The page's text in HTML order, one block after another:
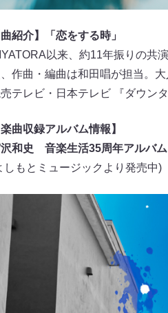
曲紹介】「恋をする時」
以来、約11年振りの共
作曲・編曲は和田唱が担当。
テレビ・日本テレビ 『ダウン
楽曲収録アルバム情報】
和史 音楽生活35周年アルバム
しもとミュージックより発売中)